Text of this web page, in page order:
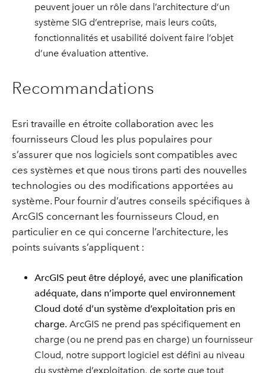
peuvent jouer un rôle dans l’architecture d’un
système SIG d’entreprise, mais leurs coûts,
fonctionnalités et usabilité doivent faire l’objet
d’une évaluation attentive.
Recommandations
Esri travaille en étroite collaboration avec les
fournisseurs Cloud les plus populaires pour
s’assurer que nos logiciels sont compatibles avec
ces systèmes et que nous tirons parti des nouvelles
technologies ou des modifications apportées au
système. Pour fournir d’autres conseils spécifiques à
ArcGIS concernant les fournisseurs Cloud, en
particulier en ce qui concerne l’architecture, les
points suivants s’appliquent :
ArcGIS peut être déployé, avec une planification
adéquate, dans n’importe quel environnement
Cloud doté d’un système d’exploitation pris en
charge. ArcGIS ne prend pas spécifiquement en
charge (ou ne prend pas en charge) un fournisseur
Cloud, notre support logiciel est défini au niveau
du système d’exploitation, de sorte que tout